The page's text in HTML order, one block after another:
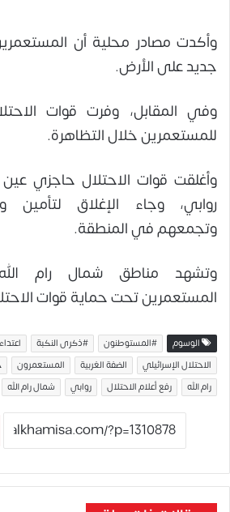
وأكدت مصادر محلية أن
جديد على الأرض.
وفي المقابل، وفرت قوات
للمستعمرين خلال التظاهرة.
وأغلقت قوات الاحتلال حاجزي عين
روابي، وجاء الإغلاق لتأمين
وتجمعهم في المنطقة.
وتشهد مناطق شمال رام الله
المستعمرين تحت حماية قوات
الوسوم #المستوطنون #ذكرى النكبة
الاحتلال الإسرائيلي
الضفة الغربية المستعمرون
رام الله
رفع أعلام الاحتلال روابي شمال رام الله